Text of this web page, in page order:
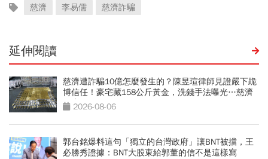
慈濟 李易儒 慈濟詐騙
延伸閱讀
慈濟遭詐騙10億怎麼發生的？陳昱瑄律師見證嚴下跪
博信任！豪宅藏158公斤黃金，洗錢手法曝光…慈濟
回應了
2026-08-06
郭台銘爆料這句「獨立的台灣政府」讓BNT被擋，王
必勝秀證據：BNT大股東給郭董的信不是這樣寫